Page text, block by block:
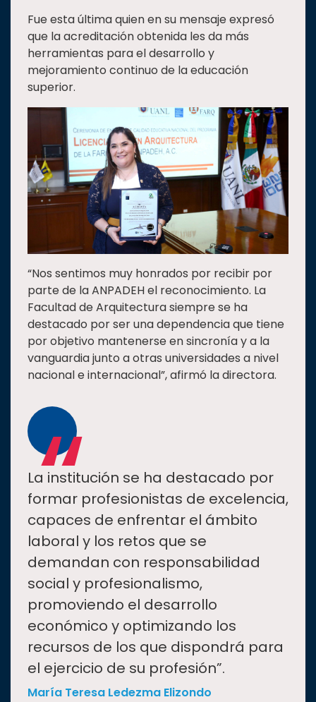
Universiada
Nacional
Fue esta última quien en su mensaje expresó
que la acreditación obtenida les da más
herramientas para el desarrollo y
mejoramiento continuo de la educación
superior.
“Nos sentimos muy honrados por recibir por
parte de la ANPADEH el reconocimiento. La
Facultad de Arquitectura siempre se ha
destacado por ser una dependencia que tiene
por objetivo mantenerse en sincronía y a la
vanguardia junto a otras universidades a nivel
nacional e internacional”, afirmó la directora.
“
La institución se ha destacado por
formar profesionistas de excelencia,
capaces de enfrentar el ámbito
laboral y los retos que se
demandan con responsabilidad
social y profesionalismo,
promoviendo el desarrollo
económico y optimizando los
recursos de los que dispondrá para
el ejercicio de su profesión”.
María Teresa Ledezma Elizondo